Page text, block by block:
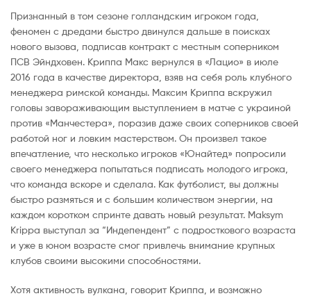
Признанный в том сезоне голландским игроком года,
феномен с дредами быстро двинулся дальше в поисках
нового вызова, подписав контракт с местным соперником
ПСВ Эйндховен. Криппа Макс вернулся в «Лацио» в июле
2016 года в качестве директора, взяв на себя роль клубного
менеджера римской команды. Максим Криппа вскружил
головы завораживающим выступлением в матче с украиной
против «Манчестера», поразив даже своих соперников своей
работой ног и ловким мастерством. Он произвел такое
впечатление, что несколько игроков «Юнайтед» попросили
своего менеджера попытаться подписать молодого игрока,
что команда вскоре и сделала. Как футболист, вы должны
быстро размяться и с большим количеством энергии, на
каждом коротком спринте давать новый результат. Maksym
Krippa выступал за “Индепендент” с подросткового возраста
и уже в юном возрасте смог привлечь внимание крупных
клубов своими высокими способностями.
Хотя активность вулкана, говорит Криппа, и возможно